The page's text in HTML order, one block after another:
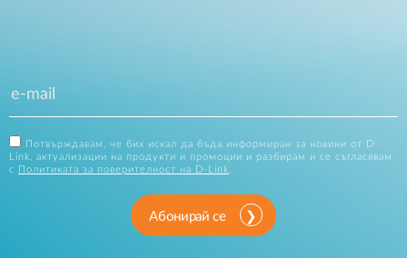
Потвърждавам, че бих искал да бъда информиран за новини от D-
Link, актуализации на продукти и промоции и разбирам и се съгласявам
с
Политиката за поверителност на D-Link
Абонирай се